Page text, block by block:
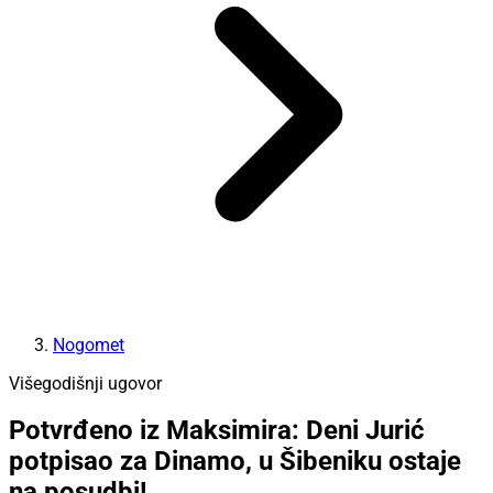
Nogomet
Višegodišnji ugovor
Potvrđeno iz Maksimira: Deni Jurić
potpisao za Dinamo, u Šibeniku ostaje